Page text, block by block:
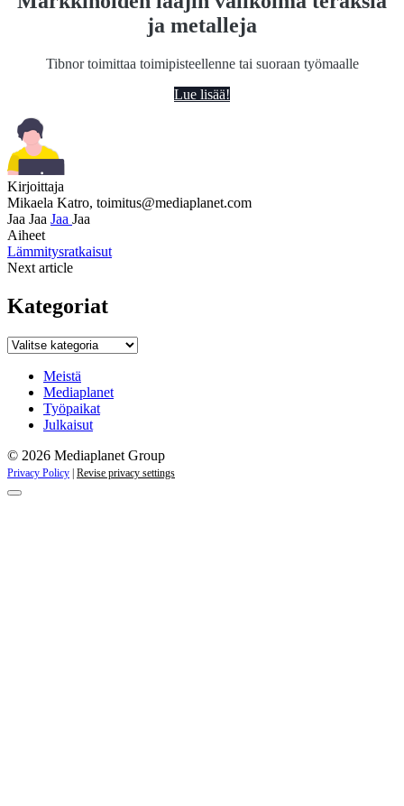
ja metalleja
Tibnor toimittaa toimipisteellenne tai suoraan työmaalle
Lue lisää!
Kirjoittaja
Mikaela Katro, toimitus@mediaplanet.com
Jaa Jaa Jaa Jaa
Aiheet
Lämmitysratkaisut
Next article
Kategoriat
Kategoriat
Meistä
Mediaplanet
Työpaikat
Julkaisut
© 2026 Mediaplanet Group
Privacy Policy Revise privacy settings